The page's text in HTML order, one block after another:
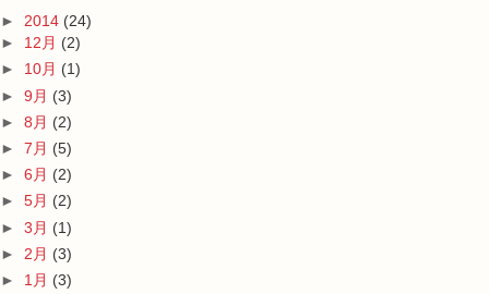
► 2014 (24)
► 12月 (2)
► 10月 (1)
► 9月 (3)
► 8月 (2)
► 7月 (5)
► 6月 (2)
► 5月 (2)
► 3月 (1)
► 2月 (3)
► 1月 (3)